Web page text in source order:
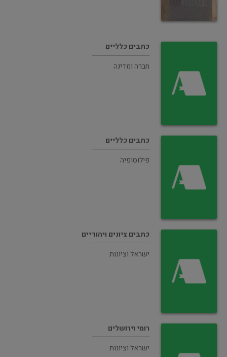
כתבים כלליים
חברה ומדינה
כתבים כלליים
פילוסופיה
כתבים ציונים ויהודיים
ישראל וציונות
רומי וירושלים
ישראל וציונות